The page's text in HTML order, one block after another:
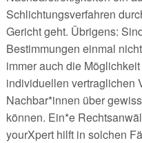
Schlichtungsverfahren
Gericht geht. Übrigens:
Bestimmungen einmal
immer auch die
individuellen vertraglichen
Nachbar*innen über
können. Ein*e
yourXpert hilft in solchen